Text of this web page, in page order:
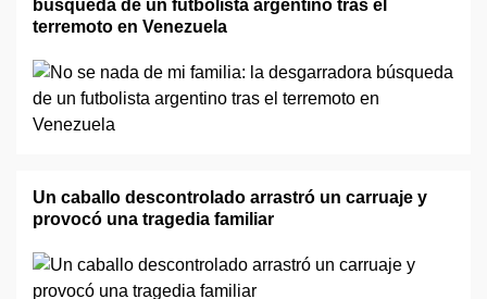
búsqueda de un futbolista argentino tras el
terremoto en Venezuela
Un caballo descontrolado arrastró un carruaje y
provocó una tragedia familiar